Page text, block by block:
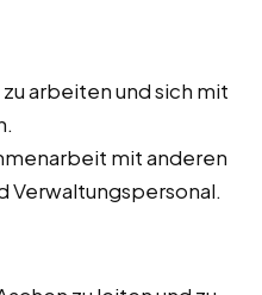
arbeiten und sich mit
mit anderen
Verwaltungspersonal.